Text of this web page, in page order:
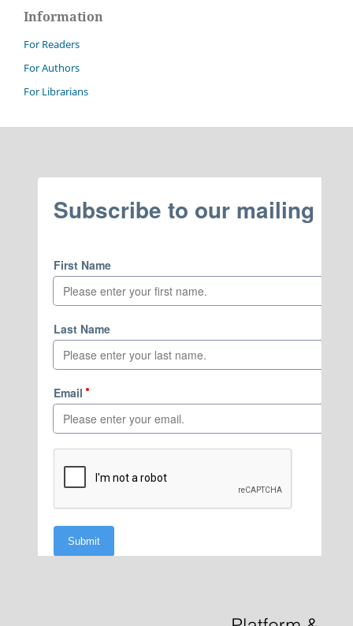
Information
For Readers
For Authors
For Librarians